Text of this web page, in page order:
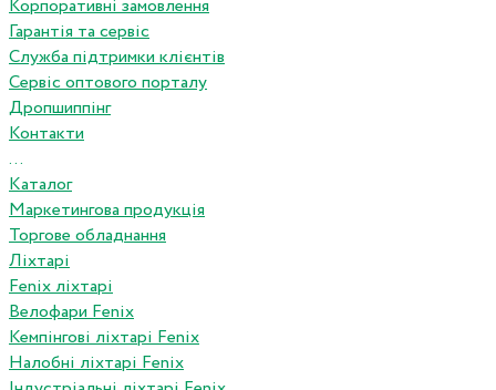
Корпоративні замовлення
Гарантія та сервіс
Служба підтримки клієнтів
Сервіс оптового порталу
Дропшиппінг
Контакти
...
Каталог
Маркетингова продукція
Торгове обладнання
Ліхтарі
Fenix ліхтарі
Велофари Fenix
Кемпінгові ліхтарі Fenix
Налобні ліхтарі Fenix